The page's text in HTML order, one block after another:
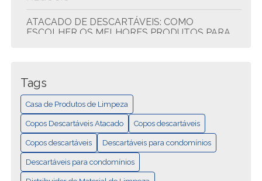
ATACADO DE DESCARTÁVEIS: COMO
ESCOLHER OS MELHORES PRODUTOS PARA
ECONOMIZAR E COMPRAR MELHOR
ATACADO DE DESCARTÁVEIS: QUALIDADE E
ECONOMIA
CASA DE PRODUTOS DE LIMPEZA: TUDO EM
UM LUGAR
COMO ESCOLHER A MELHOR DISTRIBUIDORA
Tags
Casa de Produtos de Limpeza
Copos Descartáveis Atacado Copos descartáveis
Copos descartáveis Descartáveis para condomínios
Descartáveis para condomínios